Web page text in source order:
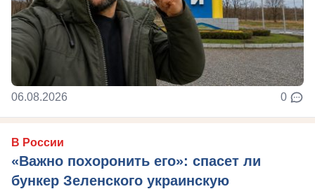
06.08.2026 0
В России
«Важно похоронить его»: спасет ли
бункер Зеленского украинскую